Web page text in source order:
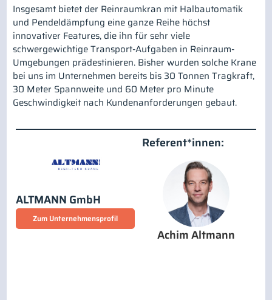
Insgesamt bietet der Reinraumkran mit Halbautomatik
und Pendeldämpfung eine ganze Reihe höchst
innovativer Features, die ihn für sehr viele
schwergewichtige Transport-Aufgaben in Reinraum-
Umgebungen prädestinieren. Bisher wurden solche Krane
bei uns im Unternehmen bereits bis 30 Tonnen Tragkraft,
30 Meter Spannweite und 60 Meter pro Minute
Geschwindigkeit nach Kundenanforderungen gebaut.
Referent*innen:
Achim Altmann
ALTMANN GmbH
Zum Unternehmensprofil